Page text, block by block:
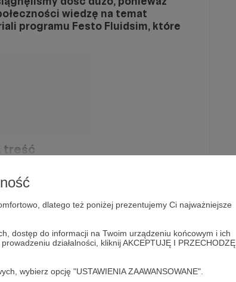
dlatego też poniżej prezentujemy Ci najważniejsze
dostęp do informacji na Twoim urządzeniu końcowym i ich
działalności, kliknij AKCEPTUJĘ I PRZECHODZĘ
wybierz opcję "USTAWIENIA ZAAWANSOWANE".
wiedzę na temat
programu Festo Fluidsim, które
treść